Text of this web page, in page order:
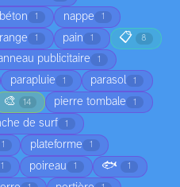
1 nappe 1
1 pain 1 📋 8
publicitaire 1
parapluie 1 parasol 1
🎨 14 pierre tombale 1
de surf 1
1 plateforme 1
1 poireau 1 🐟 1